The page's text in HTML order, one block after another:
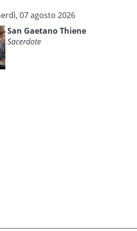
07 agosto 2026
San Gaetano Thiene
Sacerdote